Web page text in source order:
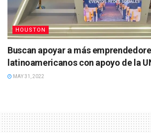
HOUSTON
Buscan apoyar a más
latinoamericanos con apoyo de la
MAY 31, 2022